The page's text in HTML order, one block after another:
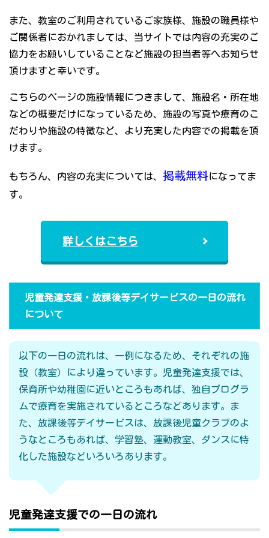
また、教室のご利用されているご家族様、施設の職員様や
ご関係者におかれましては、当サイトでは内容の充実のご
協力をお願いしていることなど施設の担当者等へお知らせ
頂けますと幸いです。
こちらのページの施設情報につきまして、施設名・所在地
などの概要だけになっているため、施設の写真や療育のこ
だわりや施設の特徴など、より充実した内容での掲載を頂
けます。
もちろん、内容の充実については、 掲載無料になってま
す。
詳しくはこちら
児童発達支援・放課後等デイサービスの一日の流れ
について
以下の一日の流れは、一例になるため、それぞれの施
設（教室）により違っています。児童発達支援では、
保育所や幼稚園に近いところもあれば、独自プログラ
ムで療育を実施されているところなどあります。ま
た、放課後等デイサービスは、放課後児童クラブのよ
うなところもあれば、学習塾、運動教室、ダンスに特
化した施設などいろいろあります。
児童発達支援での一日の流れ